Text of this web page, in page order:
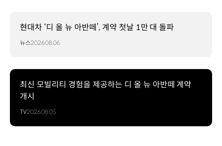
현대차 ‘디 올 뉴 아반떼’, 계약 첫날 1만 대 돌파
뉴스2026.08.06
최신 모빌리티 경험을 제공하는 디 올 뉴 아반떼 계약
개시
TV2026.08.05